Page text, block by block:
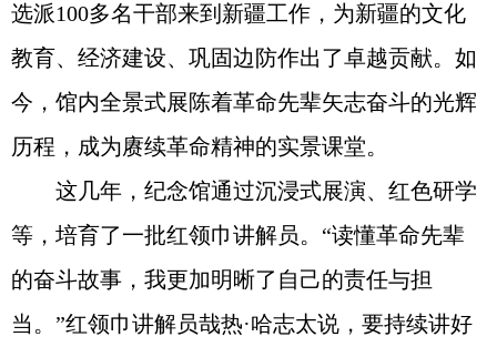
选派100多名干部来到新疆工作，为新疆的文化
教育、经济建设、巩固边防作出了卓越贡献。如
今，馆内全景式展陈着革命先辈矢志奋斗的光辉
历程，成为赓续革命精神的实景课堂。
这几年，纪念馆通过沉浸式展演、红色研学
等，培育了一批红领巾讲解员。“读懂革命先辈
的奋斗故事，我更加明晰了自己的责任与担
当。”红领巾讲解员哉热·哈志太说，要持续讲好